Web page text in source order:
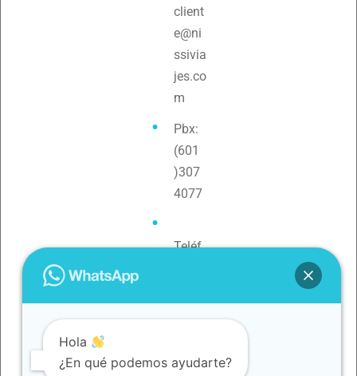
client
e@ni
ssivia
jes.co
m
Pbx:
(601
)307
4077
Teléf
Hola
¿En qué podemos ayudarte?